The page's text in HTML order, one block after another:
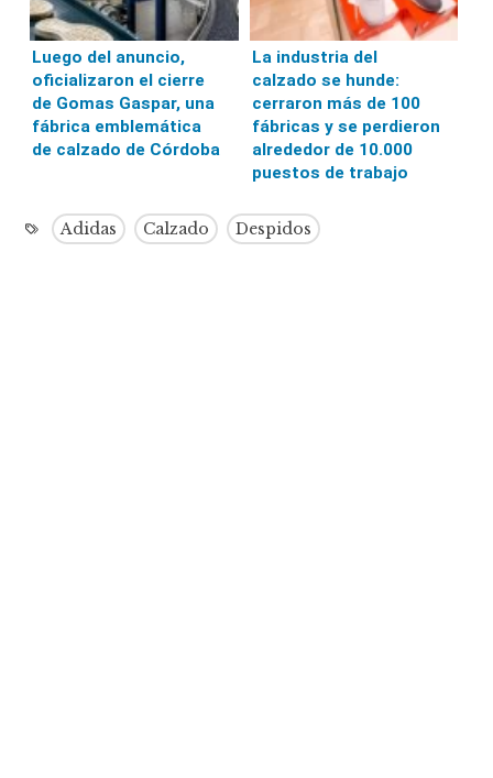
Luego del anuncio,
oficializaron el cierre
de Gomas Gaspar, una
fábrica emblemática
de calzado de Córdoba
La industria del
calzado se hunde:
cerraron más de 100
fábricas y se perdieron
alrededor de 10.000
puestos de trabajo
Adidas Calzado Despidos